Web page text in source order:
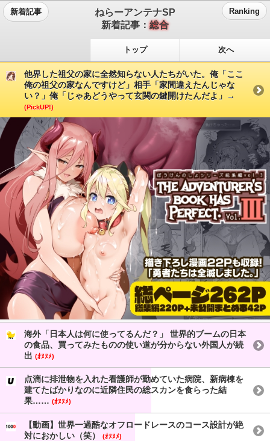
新着記事
ねらーアンテナSP
新着記事：総合
Ranking
トップ 次へ
他界した祖父の家に全然知らない人たちがいた。俺「ここ
俺の祖父の家なんですけど」相手「家間違えたんじゃな
い？」俺「じゃあどうやって玄関の鍵開けたんだよ」→
(PickUP!)
海外「日本人は何に使ってるんだ？」 世界的ブームの日本
の食品、買ってみたものの使い道が分からない外国人が続
出 (ｵﾇﾇﾒ)
点滴に排泄物を入れた看護師が勤めていた病院、新病棟を
建てたばかりなのに近隣住民の総スカンを食らった結
果…… (ｵﾇﾇﾒ)
【動画】世界一過酷なオフロードレースのコース設計が絶
対におかしい（笑）
(ｵﾇﾇﾒ)